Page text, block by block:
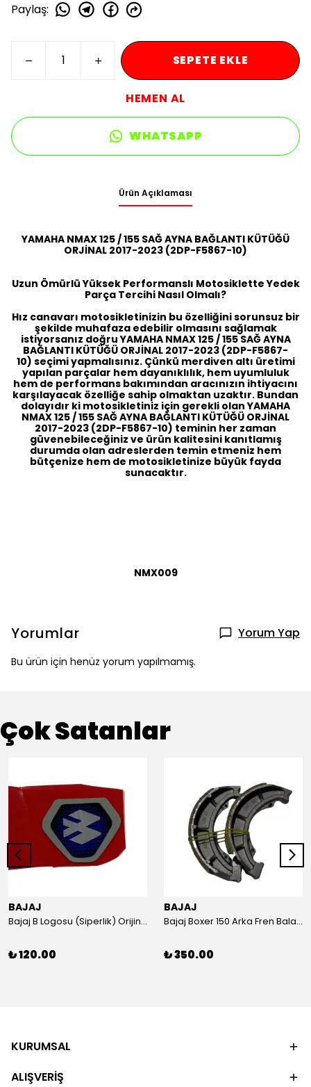
Paylaş:
SEPETE EKLE
HEMEN AL
WHATSAPP
Ürün Açıklaması
YAMAHA NMAX 125 / 155 SAĞ AYNA BAĞLANTI KÜTÜĞÜ
ORJİNAL 2017-2023 (2DP-F5867-10)
Uzun Ömürlü Yüksek Performanslı Motosiklette Yedek
Parça Tercihi Nasıl Olmalı?
Hız canavarı motosikletinizin bu özelliğini sorunsuz bir
şekilde muhafaza edebilir olmasını sağlamak
istiyorsanız doğru YAMAHA NMAX 125 / 155 SAĞ AYNA
BAĞLANTI KÜTÜĞÜ ORJİNAL 2017-2023 (2DP-F5867-
10) seçimi yapmalısınız. Çünkü merdiven altı üretimi
yapılan parçalar hem dayanıklılık, hem uyumluluk
hem de performans bakımından aracınızın ihtiyacını
karşılayacak özelliğe sahip olmaktan uzaktır. Bundan
dolayıdır ki motosikletiniz için gerekli olan YAMAHA
NMAX 125 / 155 SAĞ AYNA BAĞLANTI KÜTÜĞÜ ORJİNAL
2017-2023 (2DP-F5867-10) teminin her zaman
güvenebileceğiniz ve ürün kalitesini kanıtlamış
durumda olan adreslerden temin etmeniz hem
bütçenize hem de motosikletinize büyük fayda
sunacaktır.
NMX009
Yorumlar Yorum Yap
Bu ürün için henüz yorum yapılmamış.
Çok Satanlar
BAJAJ
Bajaj B Logosu (Siperlik) Orijinal
₺ 120.00
BAJAJ
Bajaj Boxer 150 Arka Fren Balatası Orijinal
₺ 350.00
KURUMSAL
ALIŞVERİŞ